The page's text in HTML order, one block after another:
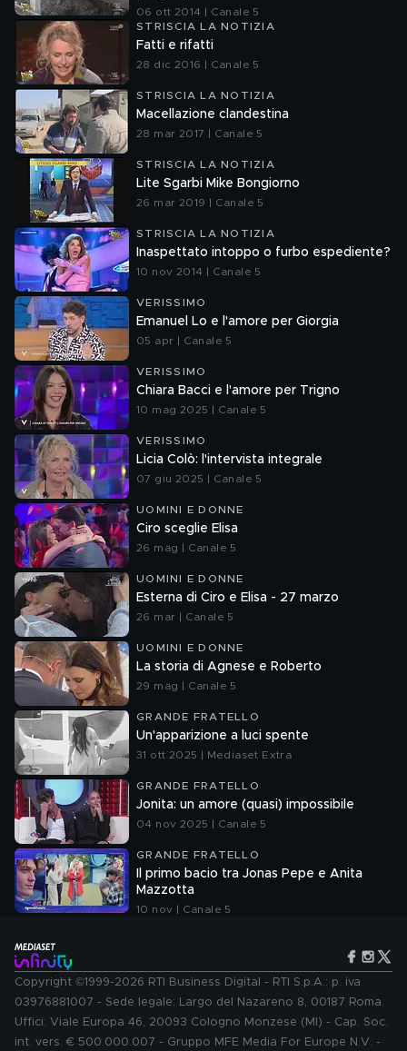
06 ott 2014 | Canale 5
STRISCIA LA NOTIZIA
Fatti e rifatti
28 dic 2016 | Canale 5
STRISCIA LA NOTIZIA
Macellazione clandestina
28 mar 2017 | Canale 5
STRISCIA LA NOTIZIA
Lite Sgarbi Mike Bongiorno
26 mar 2019 | Canale 5
STRISCIA LA NOTIZIA
Inaspettato intoppo o furbo espediente?
10 nov 2014 | Canale 5
VERISSIMO
Emanuel Lo e l'amore per Giorgia
05 apr | Canale 5
VERISSIMO
Chiara Bacci e l'amore per Trigno
10 mag 2025 | Canale 5
VERISSIMO
Licia Colò: l'intervista integrale
07 giu 2025 | Canale 5
UOMINI E DONNE
Ciro sceglie Elisa
26 mag | Canale 5
UOMINI E DONNE
Esterna di Ciro e Elisa - 27 marzo
26 mar | Canale 5
UOMINI E DONNE
La storia di Agnese e Roberto
29 mag | Canale 5
GRANDE FRATELLO
Un'apparizione a luci spente
31 ott 2025 | Mediaset Extra
GRANDE FRATELLO
Jonita: un amore (quasi) impossibile
04 nov 2025 | Canale 5
GRANDE FRATELLO
Il primo bacio tra Jonas Pepe e Anita
Mazzotta
10 nov | Canale 5
Copyright ©1999-2026 RTI Business Digital - RTI S.p.A.: p. iva
03976881007 - Sede legale: Largo del Nazareno 8, 00187 Roma.
Uffici: Viale Europa 46, 20093 Cologno Monzese (MI) - Cap. Soc.
int. vers. € 500.000.007 - Gruppo MFE Media For Europe N.V. -